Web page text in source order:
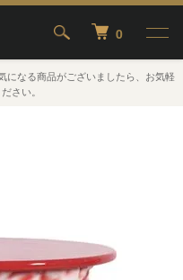
0
になる商品がございましたら、お気軽
さい。